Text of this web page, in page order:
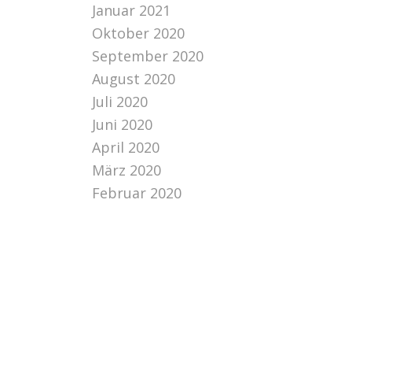
Januar 2021
Oktober 2020
September 2020
August 2020
Juli 2020
Juni 2020
April 2020
März 2020
Februar 2020